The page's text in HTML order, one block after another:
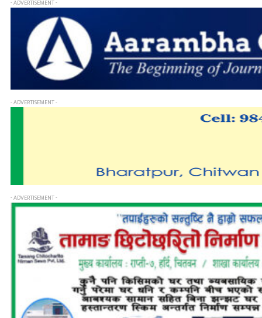
- ADVERTISEMENT -
- ADVERTISEMENT -
- ADVERTISEMENT -